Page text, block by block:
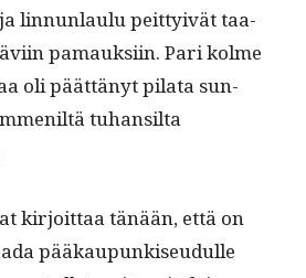
lin­nun­laulu peit­tyivät taa­
pamauk­si­in. Pari kolme
oli päät­tänyt pila­ta sun­
tuhan­sil­ta
kir­joit­taa tänään, että on
pääkaupunkiseudulle